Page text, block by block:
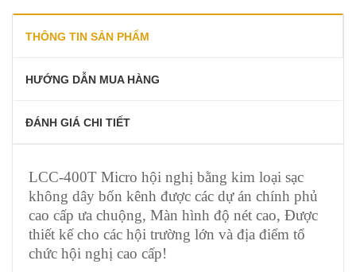
THÔNG TIN SẢN PHẨM
HƯỚNG DẪN MUA HÀNG
ĐÁNH GIÁ CHI TIẾT
LCC-400T Micro hội nghị bằng kim loại sạc
không dây bốn kênh được các dự án chính phủ
cao cấp ưa chuộng, Màn hình độ nét cao, Được
thiết kế cho các hội trường lớn và địa điểm tổ
chức hội nghị cao cấp!